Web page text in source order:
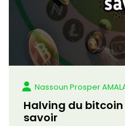
Nassoun Prosper
Halving du bitcoin
savoir